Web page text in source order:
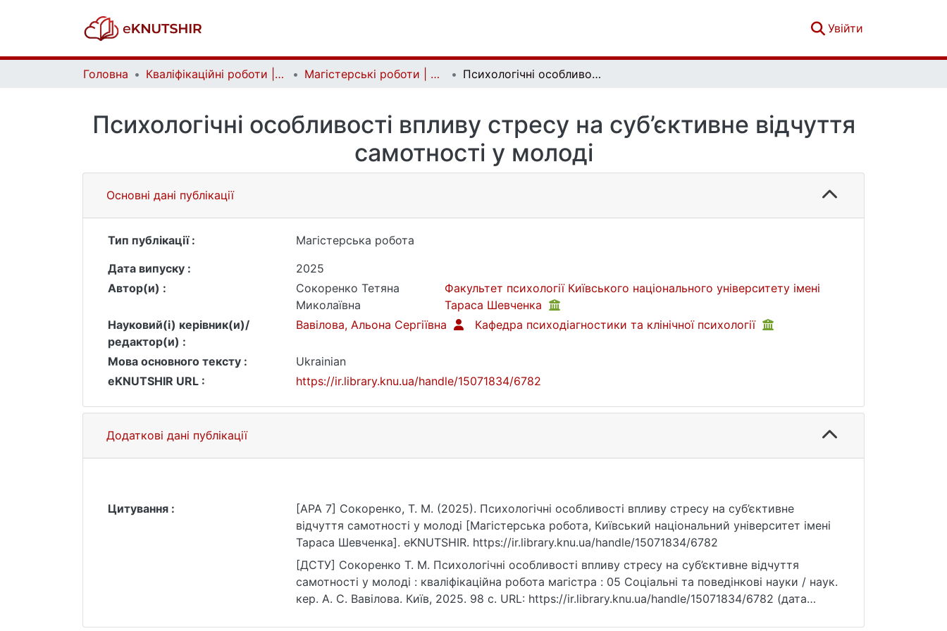
Увійти
Головна Кваліфікаційні роботи | Qualifying works Магістерські роботи | Master's theses Психологічні особливості впливу стресу на суб’єктивне відчуття самотності у молоді
Психологічні особливості впливу стресу на суб’єктивне відчуття
самотності у молоді
Основні дані публікації
Тип публікації :
Магістерська робота
Дата випуску :
2025
Автор(и) :
Сокоренко Тетяна
Миколаївна
Факультет психології Київського національного університету імені
Тараса Шевченка
Науковий(і) керівник(и)/
редактор(и) :
Вавілова, Альона Сергіївна Кафедра психодіагностики та клінічної психології
Мова основного тексту :
Ukrainian
eKNUTSHIR URL :
https://ir.library.knu.ua/handle/15071834/6782
Додаткові дані публікації
Цитування :
[APA 7] Сокоренко, Т. М. (2025). Психологічні особливості впливу стресу на суб’єктивне
відчуття самотності у молоді [Магістерська робота, Київський національний університет імені
Тараса Шевченка]. eKNUTSHIR. https://ir.library.knu.ua/handle/15071834/6782
[ДСТУ] Сокоренко Т. М. Психологічні особливості впливу стресу на суб’єктивне відчуття
самотності у молоді : кваліфікаційна робота магістра : 05 Соціальні та поведінкові науки / наук.
кер. А. С. Вавілова. Київ, 2025. 98 с. URL: https://ir.library.knu.ua/handle/15071834/6782 (дата